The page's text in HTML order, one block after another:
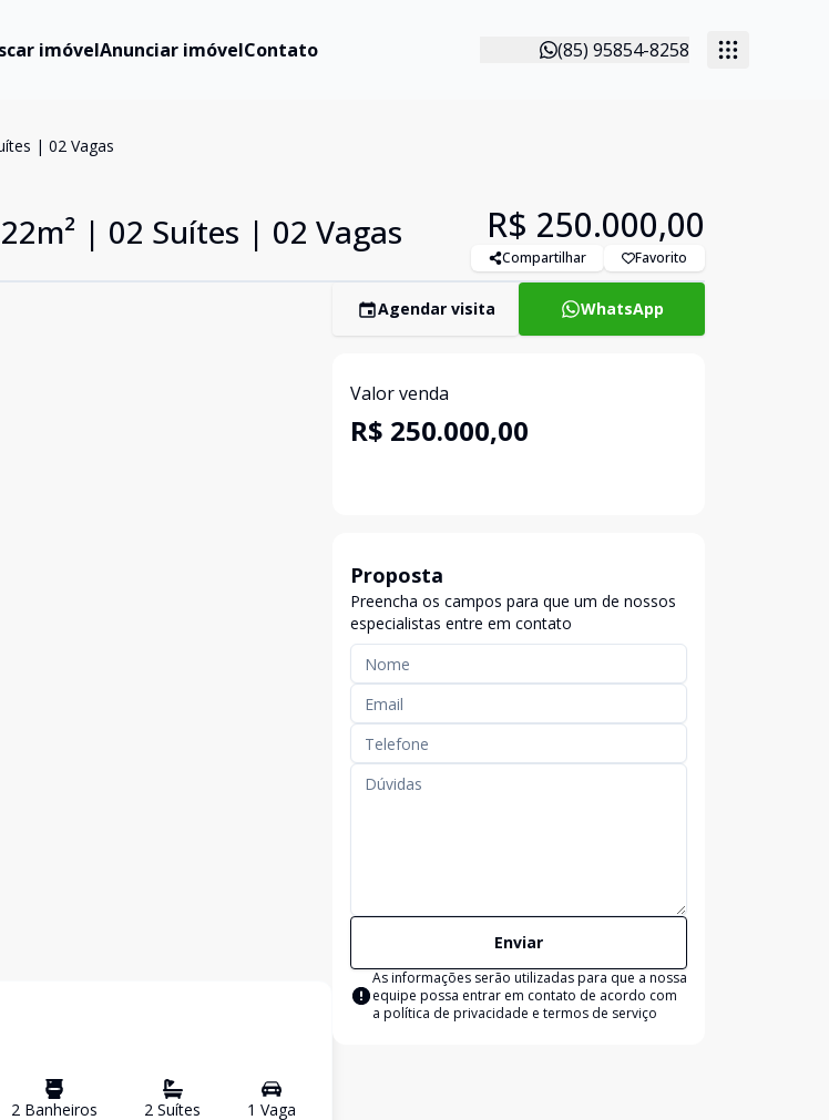
imóvelAnunciar imóvelContato (85) 95854-8258
| 02 Vagas
| 02 Suítes | 02 Vagas R$ 250.000,00
Compartilhar Favorito
2 Banheiros 2 Suítes 1 Vaga
Agendar visita WhatsApp
Valor venda
R$ 250.000,00
Proposta
Preencha os campos para que um de nossos
especialistas entre em contato
Enviar
As informações serão utilizadas para que a nossa
equipe possa entrar em contato de acordo com
a política de privacidade e termos de serviço